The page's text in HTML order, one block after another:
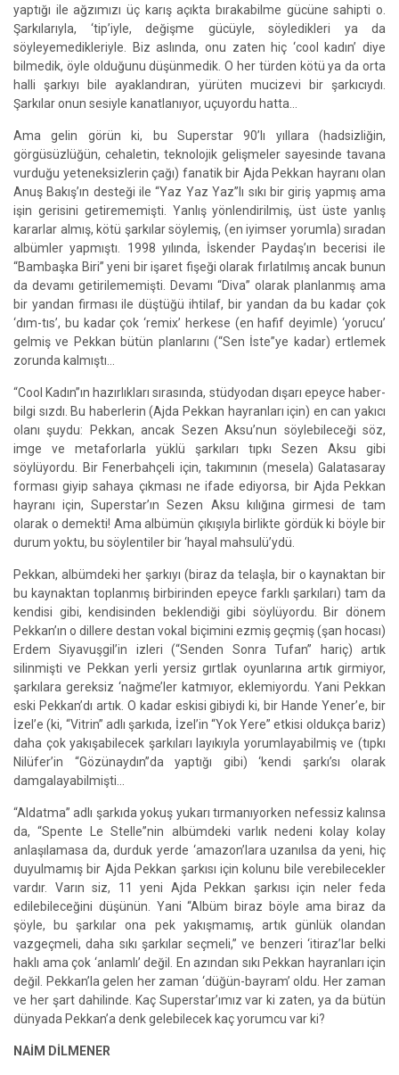
yaptığı ile ağzımızı üç karış açıkta bırakabilme gücüne sahipti o.
Şarkılarıyla, ‘tip’iyle, değişme gücüyle, söyledikleri ya da
söyleyemedikleriyle. Biz aslında, onu zaten hiç ‘cool kadın’ diye
bilmedik, öyle olduğunu düşünmedik. O her türden kötü ya da orta
halli şarkıyı bile ayaklandıran, yürüten mucizevi bir şarkıcıydı.
Şarkılar onun sesiyle kanatlanıyor, uçuyordu hatta…
Ama gelin görün ki, bu Superstar 90’lı yıllara (hadsizliğin,
görgüsüzlüğün, cehaletin, teknolojik gelişmeler sayesinde tavana
vurduğu yeteneksizlerin çağı) fanatik bir Ajda Pekkan hayranı olan
Anuş Bakış’ın desteği ile “Yaz Yaz Yaz”lı sıkı bir giriş yapmış ama
işin gerisini getirememişti. Yanlış yönlendirilmiş, üst üste yanlış
kararlar almış, kötü şarkılar söylemiş, (en iyimser yorumla) sıradan
albümler yapmıştı. 1998 yılında, İskender Paydaş’ın becerisi ile
“Bambaşka Biri” yeni bir işaret fişeği olarak fırlatılmış ancak bunun
da devamı getirilememişti. Devamı “Diva” olarak planlanmış ama
bir yandan firması ile düştüğü ihtilaf, bir yandan da bu kadar çok
‘dım-tıs’, bu kadar çok ‘remix’ herkese (en hafif deyimle) ‘yorucu’
gelmiş ve Pekkan bütün planlarını (“Sen İste”ye kadar) ertlemek
zorunda kalmıştı…
“Cool Kadın”ın hazırlıkları sırasında, stüdyodan dışarı epeyce haber-
bilgi sızdı. Bu haberlerin (Ajda Pekkan hayranları için) en can yakıcı
olanı şuydu: Pekkan, ancak Sezen Aksu’nun söylebileceği söz,
imge ve metaforlarla yüklü şarkıları tıpkı Sezen Aksu gibi
söylüyordu. Bir Fenerbahçeli için, takımının (mesela) Galatasaray
forması giyip sahaya çıkması ne ifade ediyorsa, bir Ajda Pekkan
hayranı için, Superstar’ın Sezen Aksu kılığına girmesi de tam
olarak o demekti! Ama albümün çıkışıyla birlikte gördük ki böyle bir
durum yoktu, bu söylentiler bir ‘hayal mahsulü’ydü.
Pekkan, albümdeki her şarkıyı (biraz da telaşla, bir o kaynaktan bir
bu kaynaktan toplanmış birbirinden epeyce farklı şarkıları) tam da
kendisi gibi, kendisinden beklendiği gibi söylüyordu. Bir dönem
Pekkan’ın o dillere destan vokal biçimini ezmiş geçmiş (şan hocası)
Erdem Siyavuşgil’in izleri (“Senden Sonra Tufan” hariç) artık
silinmişti ve Pekkan yerli yersiz gırtlak oyunlarına artık girmiyor,
şarkılara gereksiz ‘nağme’ler katmıyor, eklemiyordu. Yani Pekkan
eski Pekkan’dı artık. O kadar eskisi gibiydi ki, bir Hande Yener’e, bir
İzel’e (ki, “Vitrin” adlı şarkıda, İzel’in “Yok Yere” etkisi oldukça bariz)
daha çok yakışabilecek şarkıları layıkıyla yorumlayabilmiş ve (tıpkı
Nilüfer’in “Gözünaydın”da yaptığı gibi) ‘kendi şarkı’sı olarak
damgalayabilmişti…
“Aldatma” adlı şarkıda yokuş yukarı tırmanıyorken nefessiz kalınsa
da, “Spente Le Stelle”nin albümdeki varlık nedeni kolay kolay
anlaşılamasa da, durduk yerde ‘amazon’lara uzanılsa da yeni, hiç
duyulmamış bir Ajda Pekkan şarkısı için kolunu bile verebilecekler
vardır. Varın siz, 11 yeni Ajda Pekkan şarkısı için neler feda
edilebileceğini düşünün. Yani “Albüm biraz böyle ama biraz da
şöyle, bu şarkılar ona pek yakışmamış, artık günlük olandan
vazgeçmeli, daha sıkı şarkılar seçmeli,” ve benzeri ‘itiraz’lar belki
haklı ama çok ‘anlamlı’ değil. En azından sıkı Pekkan hayranları için
değil. Pekkan’la gelen her zaman ‘düğün-bayram’ oldu. Her zaman
ve her şart dahilinde. Kaç Superstar’ımız var ki zaten, ya da bütün
dünyada Pekkan’a denk gelebilecek kaç yorumcu var ki?
NAİM DİLMENER